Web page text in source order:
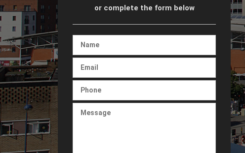
or complete the form below